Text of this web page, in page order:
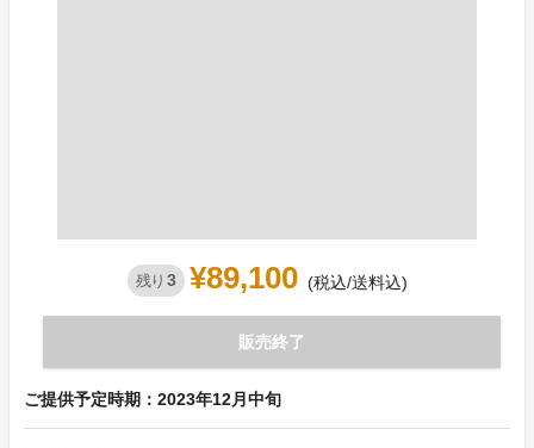
残り 3 ¥89,100 (税込/送料込)
販売終了
ご提供予定時期：2023年12月中旬